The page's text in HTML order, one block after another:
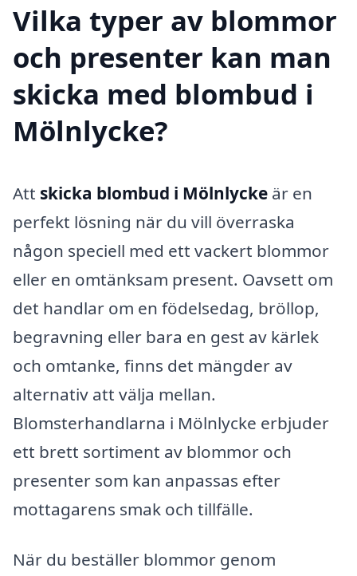
Vilka typer av blommor
och presenter kan man
skicka med blombud i
Mölnlycke?
Att skicka blombud i Mölnlycke är en
perfekt lösning när du vill överraska
någon speciell med ett vackert blommor
eller en omtänksam present. Oavsett om
det handlar om en födelsedag, bröllop,
begravning eller bara en gest av kärlek
och omtanke, finns det mängder av
alternativ att välja mellan.
Blomsterhandlarna i Mölnlycke erbjuder
ett brett sortiment av blommor och
presenter som kan anpassas efter
mottagarens smak och tillfälle.
När du beställer blommor genom